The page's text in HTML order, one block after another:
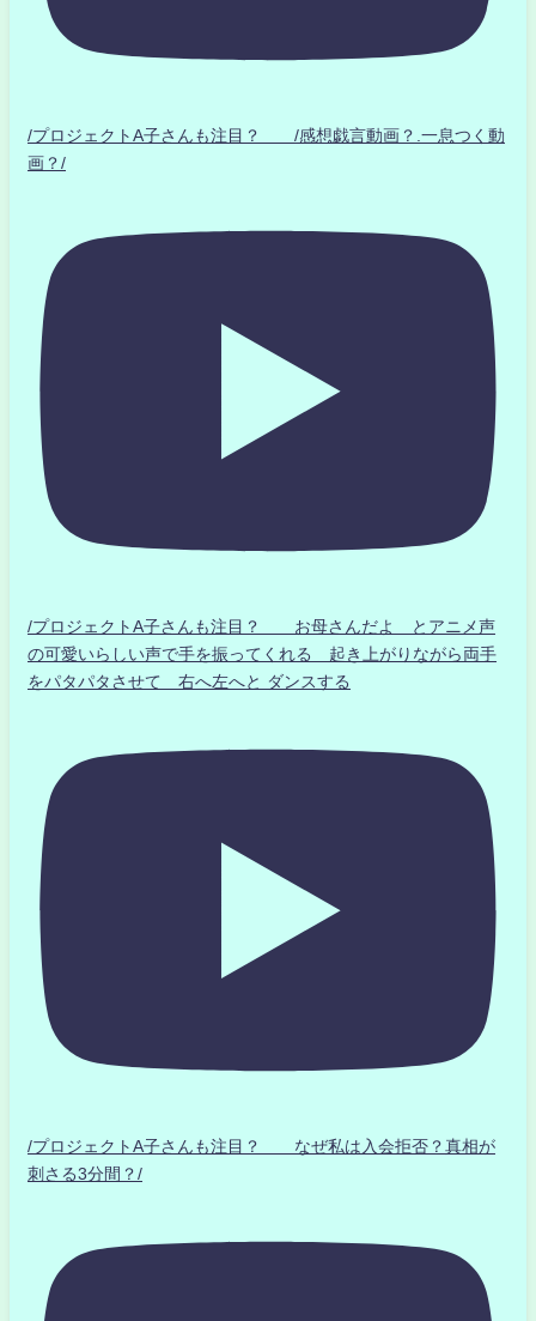
/プロジェクトA子さんも注目？ /感想戯言動画？.一息つく動
画？/
/プロジェクトA子さんも注目？ お母さんだよ とアニメ声
の可愛いらしい声で手を振ってくれる 起き上がりながら両手
をパタパタさせて 右へ左へと ダンスする
/プロジェクトA子さんも注目？ なぜ私は入会拒否？真相が
刺さる3分間？/